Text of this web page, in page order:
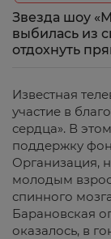
Звезда шоу
выбилась из
отдохнуть
Известная
участие в
сердца». В
поддержку
Организация,
молодым
спинного
Барановская
оказалось, в